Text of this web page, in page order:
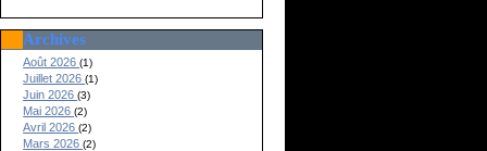
Archives
Août 2026(1)
Juillet 2026(1)
Juin 2026(3)
Mai 2026(2)
Avril 2026(2)
Mars 2026(2)